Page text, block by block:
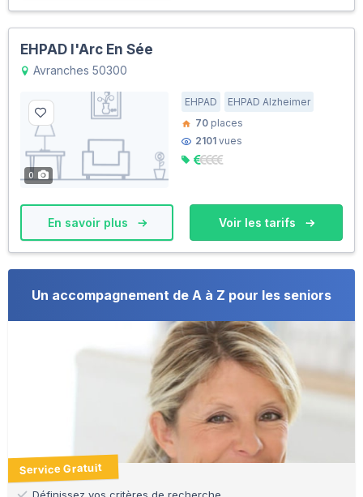
EHPAD l'Arc En Sée
Avranches 50300
0
EHPAD
EHPAD Alzheimer
70 places
2101 vues
En savoir plus Voir les tarifs
Un accompagnement de A à Z pour les seniors
Service Gratuit